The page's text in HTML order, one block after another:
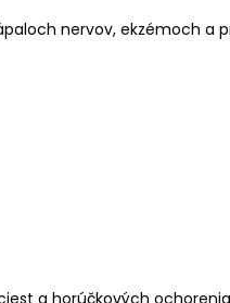
nervov, ekzémoch a
a horúčkových